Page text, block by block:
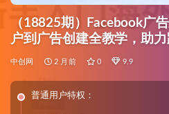
（18825期）Facebook广
户到广告创建全教学，助
中创网 2 月前 0 9.9
普通用户特权：